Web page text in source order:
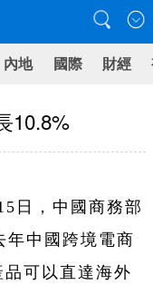
內地 國際 財經
10.8%
日，中國商務部
年中國跨境電商
可以直達海外